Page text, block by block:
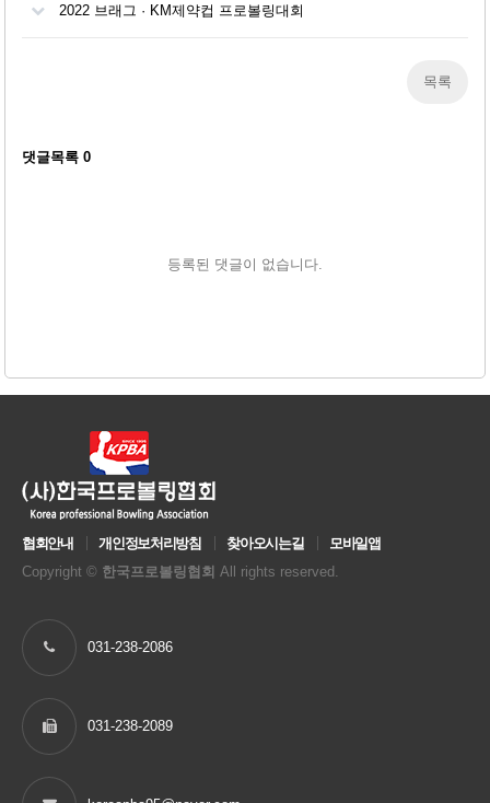
2022 브래그 · KM제약컵 프로볼링대회
목록
댓글목록 0
등록된 댓글이 없습니다.
협회안내 개인정보처리방침 찾아오시는길
모바일앱
Copyright © 한국프로볼링협회 All rights reserved.
031-238-2086
031-238-2089